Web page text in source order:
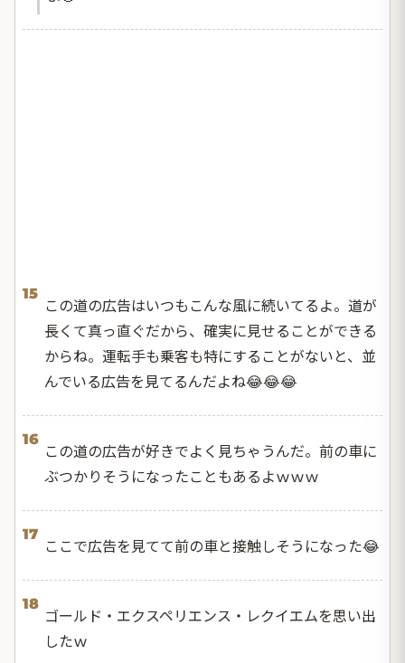
15
この道の広告はいつもこんな風に続いてるよ。道が
長くて真っ直ぐだから、確実に見せることができる
からね。運転手も乗客も特にすることがないと、並
んでいる広告を見てるんだよね😂😂😂
16
この道の広告が好きでよく見ちゃうんだ。前の車に
ぶつかりそうになったこともあるよｗｗｗ
17
ここで広告を見てて前の車と接触しそうになった😂
18
ゴールド・エクスペリエンス・レクイエムを思い出
したｗ